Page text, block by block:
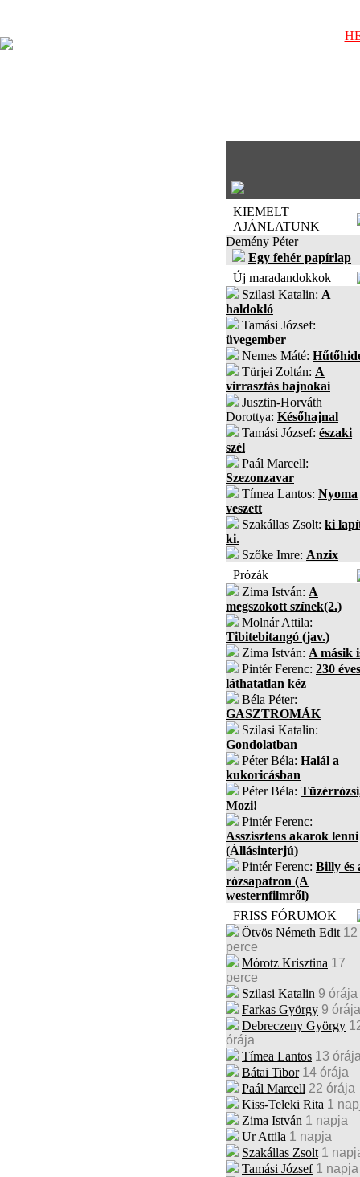
KIEMELT
AJÁNLATUNK
Demény Péter
Egy fehér papírlap
Új maradandokkok
Szilasi Katalin: A
haldokló
Tamási József:
üvegember
Nemes Máté:
Türjei Zoltán: A
virrasztás bajnokai
Jusztin-Horváth
Dorottya: Későhajnal
Tamási József: északi
szél
Paál Marcell:
Szezonzavar
Tímea Lantos: Nyoma
veszett
Szakállas Zsolt: ki
ki.
Szőke Imre: Anzix
Prózák
Zima István: A
megszokott színek(2.)
Molnár Attila:
Tibitebitangó (jav.)
Zima István: A másik
Pintér Ferenc: 230
láthatatlan kéz
Béla Péter:
GASZTROMÁK
Szilasi Katalin:
Gondolatban
Péter Béla: Halál a
kukoricásban
Péter Béla:
Mozi!
Pintér Ferenc:
Asszisztens akarok lenni
(Állásinterjú)
Pintér Ferenc: Billy és
rózsapatron (A
westernfilmről)
FRISS FÓRUMOK
Ötvös Németh Edit 12
perce
Mórotz Krisztina 17
perce
Szilasi Katalin 9 órája
Farkas György 9 órája
Debreczeny György
órája
Tímea Lantos 13 órája
Bátai Tibor 14 órája
Paál Marcell 22 órája
Kiss-Teleki Rita 1
Zima István 1 napja
Ur Attila 1 napja
Szakállas Zsolt 1
Tamási József 1 napja